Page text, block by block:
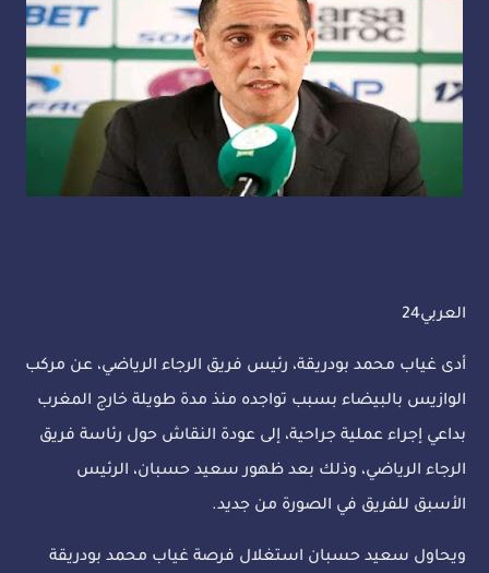
العربي24
أدى غياب محمد بودريقة، رئيس فريق الرجاء الرياضي، عن مركب
الوازيس بالبيضاء بسبب تواجده منذ مدة طويلة خارج المغرب
بداعي إجراء عملية جراحية، إلى عودة النقاش حول رئاسة فريق
الرجاء الرياضي، وذلك بعد ظهور سعيد حسبان، الرئيس
الأسبق للفريق في الصورة من جديد.
ويحاول سعيد حسبان استغلال فرصة غياب محمد بودريقة